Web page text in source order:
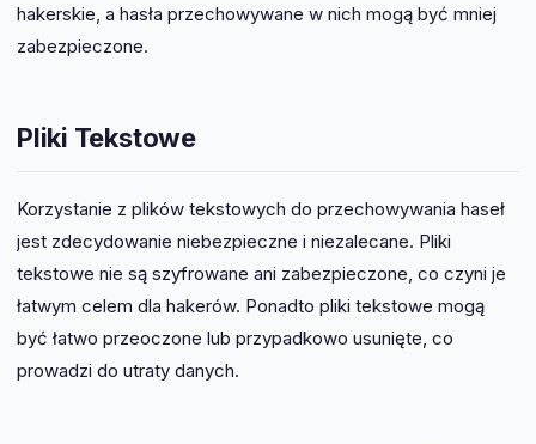
hakerskie, a hasła przechowywane w nich mogą być mniej
zabezpieczone.
Pliki Tekstowe
Korzystanie z plików tekstowych do przechowywania haseł
jest zdecydowanie niebezpieczne i niezalecane. Pliki
tekstowe nie są szyfrowane ani zabezpieczone, co czyni je
łatwym celem dla hakerów. Ponadto pliki tekstowe mogą
być łatwo przeoczone lub przypadkowo usunięte, co
prowadzi do utraty danych.